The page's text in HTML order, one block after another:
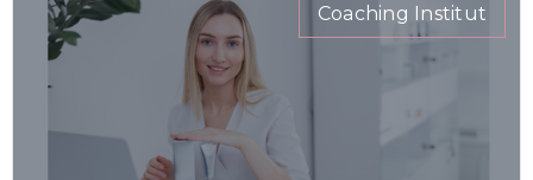
Coaching Institut